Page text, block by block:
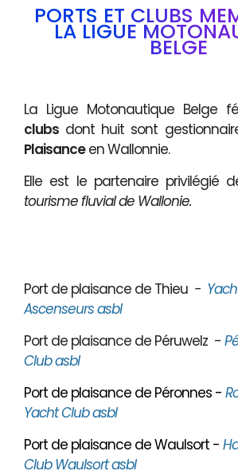
PORTS ET CLUBS
LA LIGUE
BELGE
La Ligue Motonautique Belge
clubs dont huit sont
Plaisanceen Wallonnie.
Elle est le partenaire privilégié
tourisme fluvial de Wallonie.
Port de plaisance de Thieu -
Ascenseurs asbl
Port de plaisance de Péruwelz -
Club asbl
Port de plaisance de Péronnes -
Yacht Club asbl
Port de plaisance de Waulsort -
Club Waulsort asbl